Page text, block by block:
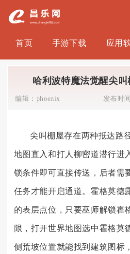
首页 手游下载 应用
哈利波特魔法觉醒尖
编辑： phoenix 发布时
尖叫棚屋存在两种抵达路
地图直入和打人柳密道潜行进
锁条件即可直接传送，后者需
任务才能开启通道。霍格莫德
的表层点位，只要巫师解锁霍
限，打开世界地图选中霍格莫
侧荒坡位置就能找到建筑图标